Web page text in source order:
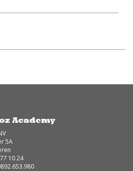
Academy
5A
10 24